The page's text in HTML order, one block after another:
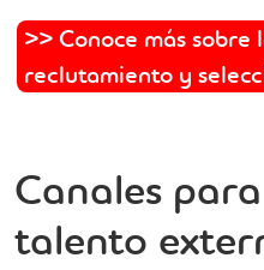
>> Conoce más sobre
reclutamiento y
Canales
talento